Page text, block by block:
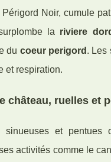
Noir, cumule
la riviere
du coeur perigord . Les
et respiration.
château, ruelles et
sinueuses et pentues
activités comme le